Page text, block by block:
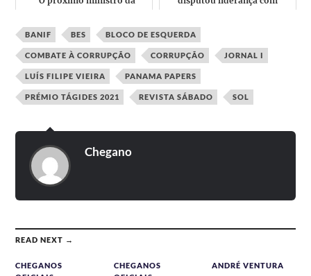
BANIF BES BLOCO DE ESQUERDA
COMBATE À CORRUPÇÃO CORRUPÇÃO JORNAL I
LUÍS FILIPE VIEIRA PANAMA PAPERS
PRÉMIO TÁGIDES 2021 REVISTA SÁBADO SOL
Chegano
READ NEXT →
CHEGANOS
CHEGANOS
ANDRÉ VENTURA